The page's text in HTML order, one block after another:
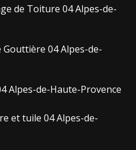
de Toiture 04 Alpes-de-
04 Alpes-de-
Alpes-de-Haute-Provence
et tuile 04 Alpes-de-